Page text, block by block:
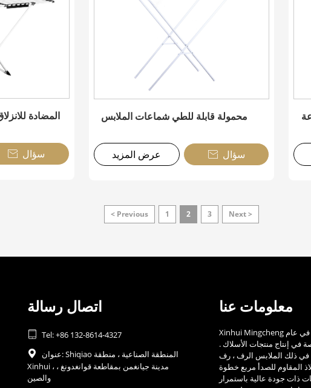
المضادة
 سؤال
محمولة قابلة للطي شماعات الملابس
عرض المزيد  سؤال
< Previous 1 2 3 Next >
اتصال رسالة
 Tel: +86 132-8614-4327

عنوان: Shiqiao المنطقة الصناعية ، منطقة
Xinhui ، مدينة جيانغمن بمقاطعة قوانغدونغ ،
والصين
معلومات عنا
Xinhui Mingcheng الأجهزة التصنيع المحدودة ، تأسست في عام
في إنتاج منتجات الأسلاك .
في ذلك الملابس الرف ، رف
المقاوم للصدأ مربع خطوة
ذات جودة عالية باستمرار